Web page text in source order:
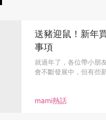
mami熱話
送豬迎鼠！新年
事項
就過年了，各位帶小朋
會不斷發展中，但有些